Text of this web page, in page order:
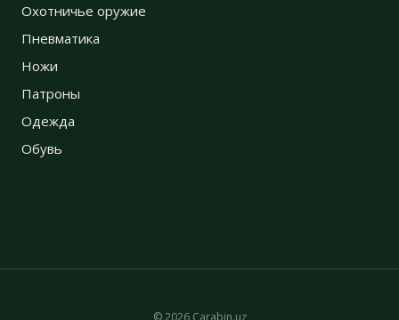
Охотничье оружие
Пневматика
Ножи
Патроны
Одежда
Обувь